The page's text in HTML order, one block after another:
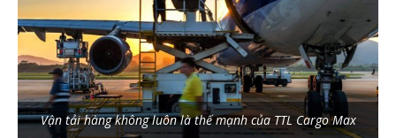
Vận tải hàng không luôn là thế mạnh của TTL Cargo Max